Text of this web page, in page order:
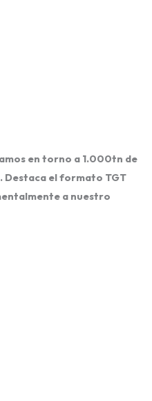
en torno a 1.000tn de
. Destaca el formato TGT
a nuestro